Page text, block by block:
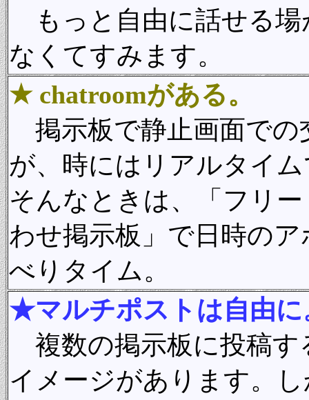
もっと自由に話せる場
なくてすみます。
★ chatroomがある。
掲示板で静止画面での
が、時にはリアルタイ
そんなときは、「フリ
わせ掲示板」で日時の
べりタイム。
★マルチポストは自由に
複数の掲示板に投稿す
イメージがあります。